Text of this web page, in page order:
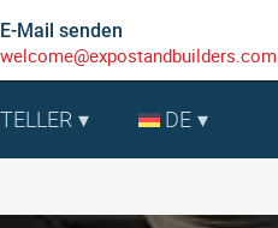
E-Mail senden
welcome@expostandbuilders.com
DE